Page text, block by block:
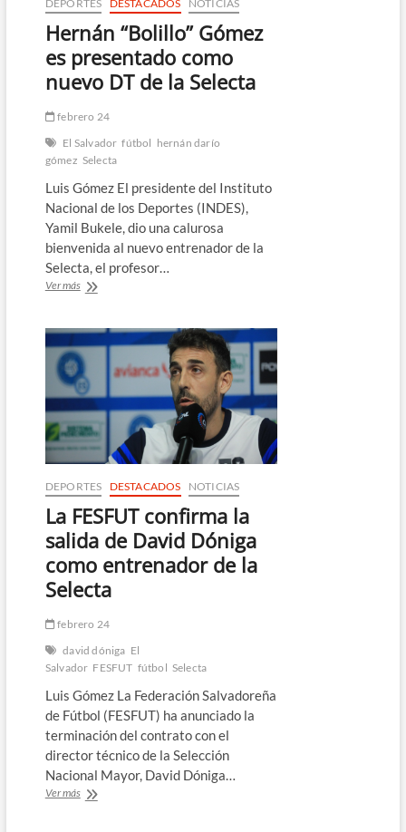
DEPORTES DESTACADOS NOTICIAS
Hernán “Bolillo” Gómez
es presentado como
nuevo DT de la Selecta
febrero 24
El Salvador fútbol hernán darío
gómez Selecta
Luis Gómez El presidente del Instituto
Nacional de los Deportes (INDES),
Yamil Bukele, dio una calurosa
bienvenida al nuevo entrenador de la
Selecta, el profesor…
Ver másHernán
es
presentado
como
nuevo
DT
de
la
Selecta
DEPORTES DESTACADOS NOTICIAS
La FESFUT confirma la
salida de David Dóniga
como entrenador de la
Selecta
febrero 24
david dóniga El
Salvador FESFUT fútbol Selecta
Luis Gómez La Federación Salvadoreña
de Fútbol (FESFUT) ha anunciado la
terminación del contrato con el
director técnico de la Selección
Nacional Mayor, David Dóniga…
Ver másLa